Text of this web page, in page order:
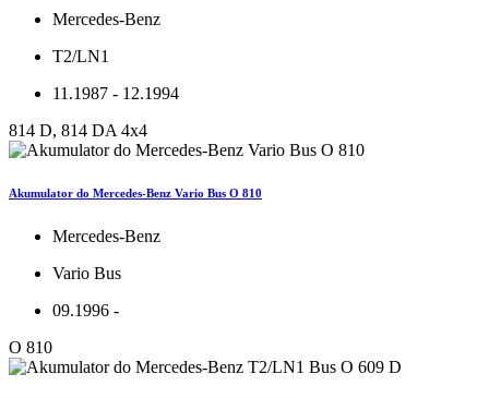
Mercedes-Benz
T2/LN1
11.1987 - 12.1994
814 D, 814 DA 4x4
Akumulator do Mercedes-Benz Vario Bus O 810
Mercedes-Benz
Vario Bus
09.1996 -
O 810